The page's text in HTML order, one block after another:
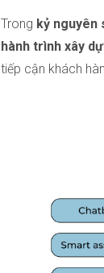
Trong kỷ nguyên
hành trình xây
tiếp cận khách